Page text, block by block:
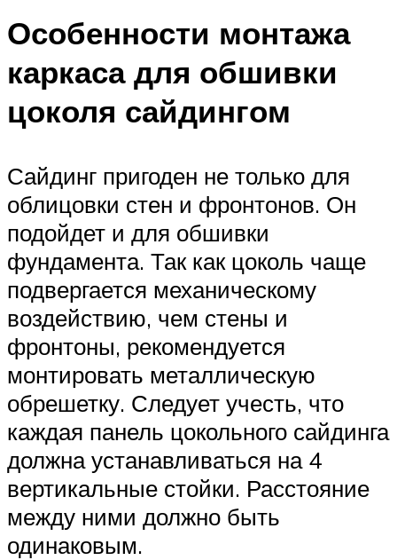
Особенности монтажа
каркаса для обшивки
цоколя сайдингом
Сайдинг пригоден не только для
облицовки стен и фронтонов. Он
подойдет и для обшивки
фундамента. Так как цоколь чаще
подвергается механическому
воздействию, чем стены и
фронтоны, рекомендуется
монтировать металлическую
обрешетку. Следует учесть, что
каждая панель цокольного сайдинга
должна устанавливаться на 4
вертикальные стойки. Расстояние
между ними должно быть
одинаковым.